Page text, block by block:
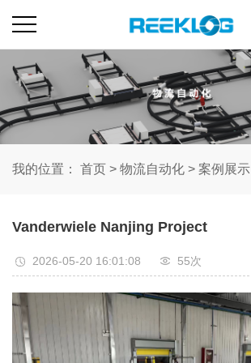
我的位置： 首页 > 物流自动化 > 案例展示
Vanderwiele Nanjing Project
2026-05-20 16:01:08 55次